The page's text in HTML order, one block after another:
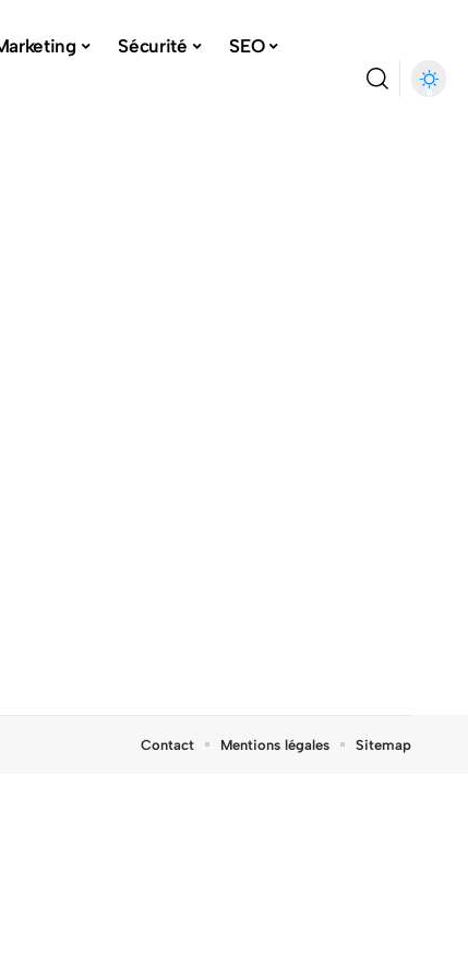
Sécurité SEO
Contact Mentions légales Sitemap